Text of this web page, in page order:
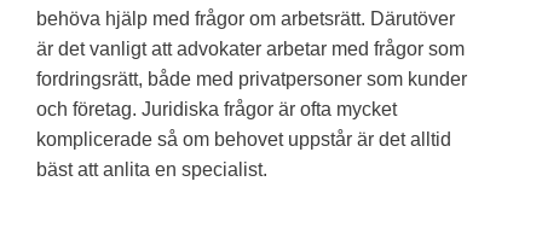
behöva hjälp med frågor om arbetsrätt. Därutöver
är det vanligt att advokater arbetar med frågor som
fordringsrätt, både med privatpersoner som kunder
och företag. Juridiska frågor är ofta mycket
komplicerade så om behovet uppstår är det alltid
bäst att anlita en specialist.